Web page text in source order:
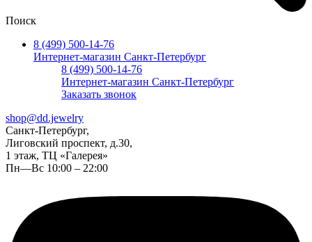
Поиск
8 (499) 500-14-76
Интернет-магазин Санкт-Петербург
8 (499) 500-14-76
Интернет-магазин Санкт-Петербург
Заказать звонок
shop@dd.jewelry
Санкт-Петербург,
Лиговский проспект, д.30,
1 этаж, ТЦ «Галерея»
Пн—Вс 10:00 – 22:00